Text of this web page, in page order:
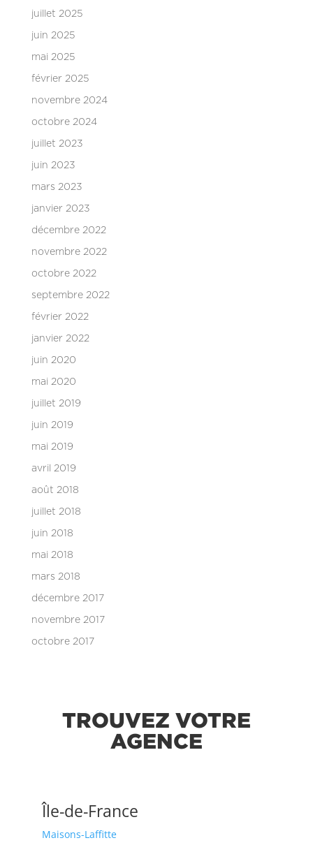
juillet 2025
juin 2025
mai 2025
février 2025
novembre 2024
octobre 2024
juillet 2023
juin 2023
mars 2023
janvier 2023
décembre 2022
novembre 2022
octobre 2022
septembre 2022
février 2022
janvier 2022
juin 2020
mai 2020
juillet 2019
juin 2019
mai 2019
avril 2019
août 2018
juillet 2018
juin 2018
mai 2018
mars 2018
décembre 2017
novembre 2017
octobre 2017
TROUVEZ VOTRE
AGENCE
Île-de-France
Maisons-Laffitte